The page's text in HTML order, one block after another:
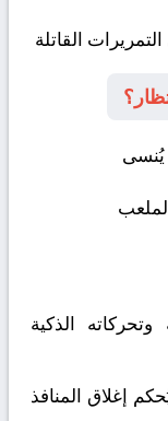
القاتلة
يُنسى
وتحركاته الذكية
إغلاق المنافذ